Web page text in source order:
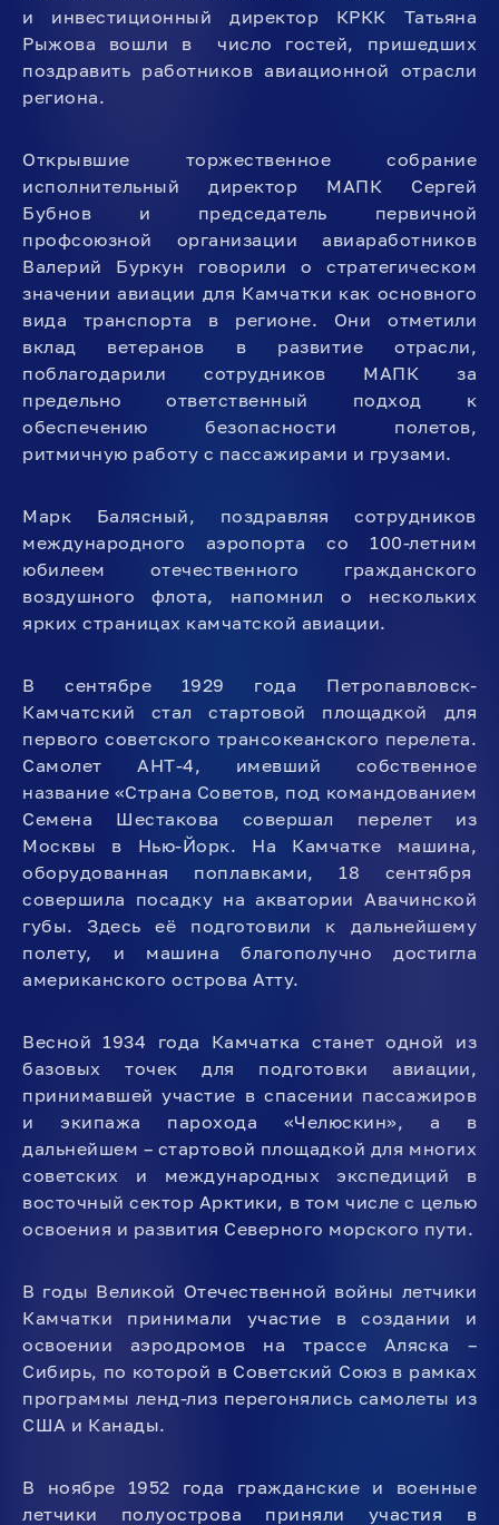
и инвестиционный директор КРКК Татьяна
Рыжова вошли в число гостей, пришедших
поздравить работников авиационной отрасли
региона.
Открывшие торжественное собрание
исполнительный директор МАПК Сергей
Бубнов и председатель первичной
профсоюзной организации авиаработников
Валерий Буркун говорили о стратегическом
значении авиации для Камчатки как основного
вида транспорта в регионе. Они отметили
вклад ветеранов в развитие отрасли,
поблагодарили сотрудников МАПК за
предельно ответственный подход к
обеспечению безопасности полетов,
ритмичную работу с пассажирами и грузами.
Марк Балясный, поздравляя сотрудников
международного аэропорта со 100-летним
юбилеем отечественного гражданского
воздушного флота, напомнил о нескольких
ярких страницах камчатской авиации.
В сентябре 1929 года Петропавловск-
Камчатский стал стартовой площадкой для
первого советского трансокеанского перелета.
Самолет АНТ-4, имевший собственное
название «Страна Советов, под командованием
Семена Шестакова совершал перелет из
Москвы в Нью-Йорк. На Камчатке машина,
оборудованная поплавками, 18 сентября
совершила посадку на акватории Авачинской
губы. Здесь её подготовили к дальнейшему
полету, и машина благополучно достигла
американского острова Атту.
Весной 1934 года Камчатка станет одной из
базовых точек для подготовки авиации,
принимавшей участие в спасении пассажиров
и экипажа парохода «Челюскин», а в
дальнейшем – стартовой площадкой для многих
советских и международных экспедиций в
восточный сектор Арктики, в том числе с целью
освоения и развития Северного морского пути.
В годы Великой Отечественной войны летчики
Камчатки принимали участие в создании и
освоении аэродромов на трассе Аляска –
Сибирь, по которой в Советский Союз в рамках
программы ленд-лиз перегонялись самолеты из
США и Канады.
В ноябре 1952 года гражданские и военные
летчики полуострова приняли участия в